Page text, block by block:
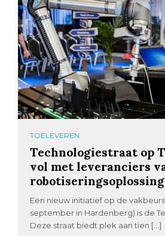
TOELEVEREN
Technologiestraat op
vol met leveranciers
Een nieuw initiatief op de vakbeurs
september in Hardenberg) is de
Deze straat biedt plek aan tien […]